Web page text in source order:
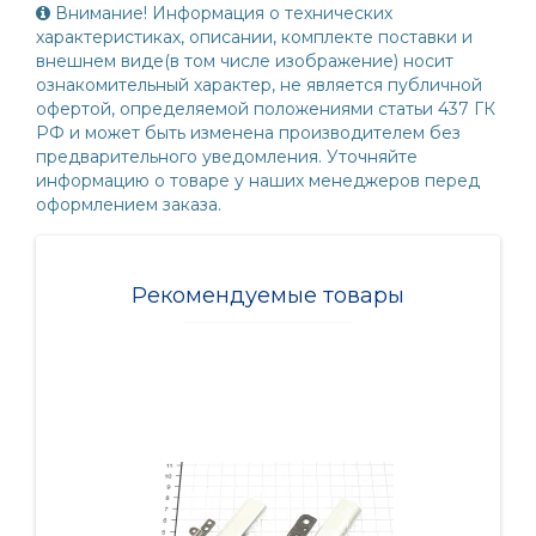
Внимание! Информация о технических
характеристиках, описании, комплекте поставки и
внешнем виде(в том числе изображение) носит
ознакомительный характер, не является публичной
офертой, определяемой положениями статьи 437 ГК
РФ и может быть изменена производителем без
предварительного уведомления. Уточняйте
информацию о товаре у наших менеджеров перед
оформлением заказа.
Рекомендуемые товары